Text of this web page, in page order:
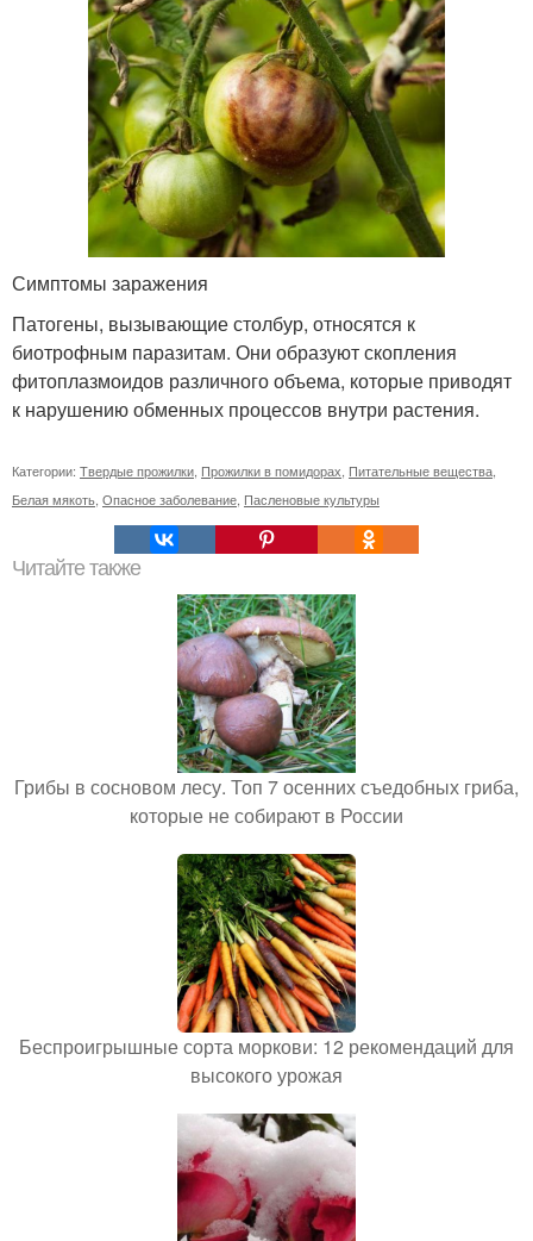
Симптомы заражения
Патогены, вызывающие столбур, относятся к
биотрофным паразитам. Они образуют скопления
фитоплазмоидов различного объема, которые приводят
к нарушению обменных процессов внутри растения.
Категории: Твердые прожилки Прожилки в помидорах Питательные вещества
Белая мякоть Опасное заболевание Пасленовые культуры
Читайте также
Грибы в сосновом лесу. Топ 7 осенних съедобных гриба,
которые не собирают в России
Беспроигрышные сорта моркови: 12 рекомендаций для
высокого урожая